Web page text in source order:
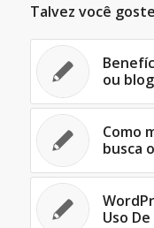
Talvez você
ou
Como
busca
Uso